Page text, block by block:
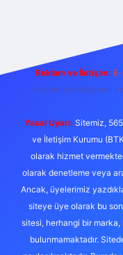
Reklam ve İletişim:
Yasal Uyarı: Sitemiz,
ve İletişim Kurumu
olarak hizmet
olarak denetleme veya
Ancak, üyelerimiz
siteye üye olarak bu
sitesi, herhangi bir marka,
bulunmamaktadır.